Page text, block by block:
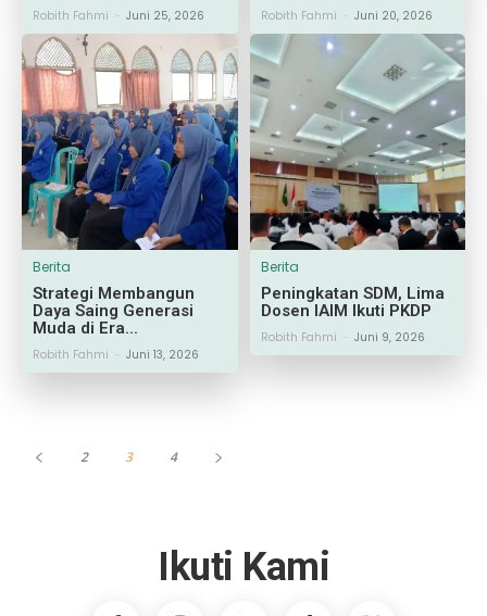
Robith Fahmi - Juni 25, 2026 Robith Fahmi - Juni 20, 2026
Berita
Strategi Membangun
Daya Saing Generasi
Muda di Era...
Robith Fahmi - Juni 13, 2026
Berita
Peningkatan SDM, Lima
Dosen IAIM Ikuti PKDP
Robith Fahmi - Juni 9, 2026
2 3 4
Ikuti Kami